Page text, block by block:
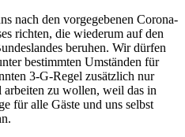
nach den vorgegebenen Corona-
richten, die wiederum auf den
beruhen. Wir dürfen
bestimmten Umständen für
3-G-Regel zusätzlich nur
arbeiten zu wollen, weil das in
für alle Gäste und uns selbst